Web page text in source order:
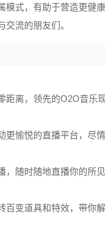
模式，有助于营造更健
流的朋友们。
距离，领先的O2O音乐
更愉悦的直播平台，尽
随时随地直播你的所
变道具和特效，带你解